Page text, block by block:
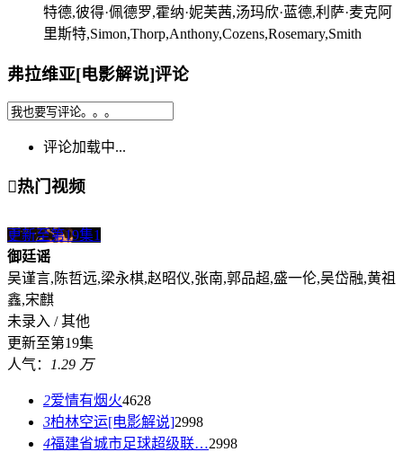
特德,彼得·佩德罗,霍纳·妮芙茜,汤玛欣·蓝德,利萨·麦克阿
里斯特,Simon,Thorp,Anthony,Cozens,Rosemary,Smith
弗拉维亚[电影解说]评论
评论加载中...
热门视频
更新至第19集1
御廷谣
吴谨言,陈哲远,梁永棋,赵昭仪,张南,郭品超,盛一伦,吴岱融,黄祖
鑫,宋麒
未录入 / 其他
更新至第19集
人气：
1.29 万
2爱情有烟火4628
3柏林空运[电影解说]2998
4福建省城市足球超级联…2998